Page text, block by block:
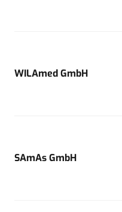
WILAmed GmbH
SAmAs GmbH